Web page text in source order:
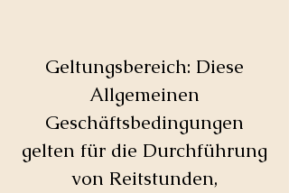
Geltungsbereich: Diese
Allgemeinen
Geschäftsbedingungen
gelten für die Durchführung
von Reitstunden,